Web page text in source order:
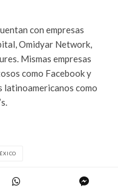
con empresas
Omidyar Network,
Mismas empresas
como Facebook y
latinoamericanos como